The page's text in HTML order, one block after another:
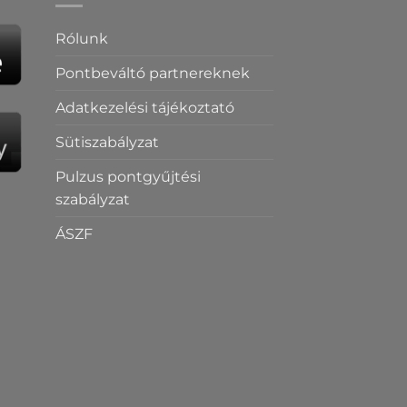
Rólunk
Pontbeváltó partnereknek
Adatkezelési tájékoztató
Sütiszabályzat
Pulzus pontgyűjtési
szabályzat
ÁSZF